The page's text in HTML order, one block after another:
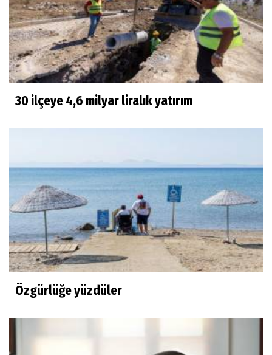
30 ilçeye 4,6 milyar liralık yatırım
Özgürlüğe yüzdüler